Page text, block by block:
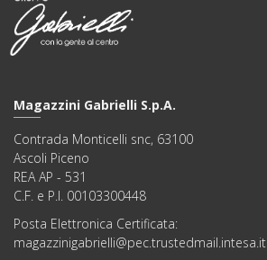
Magazzini Gabrielli S.p.A.
Contrada Monticelli snc, 63100
Ascoli Piceno
REA AP - 531
C.F. e P.I. 00103300448
Posta Elettronica Certificata:
magazzinigabrielli@pec.trustedmail.intesa.it